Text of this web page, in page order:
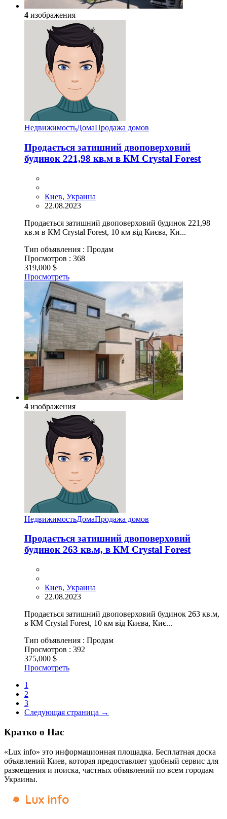
4 изображения
НедвижимостьДомаПродажа домов
Продається затишний двоповерховий
будинок 221,98 кв.м в КМ Crystal Forest
Киев, Украина
22.08.2023
Продається затишний двоповерховий будинок 221,98
кв.м в КМ Crystal Forest, 10 км від Києва, Ки...
Тип объявления : Продам
Просмотров : 368
319,000 $
Просмотреть
4 изображения
НедвижимостьДомаПродажа домов
Продається затишний двоповерховий
будинок 263 кв.м, в КМ Crystal Forest
Киев, Украина
22.08.2023
Продається затишний двоповерховий будинок 263 кв.м,
в КМ Crystal Forest, 10 км від Києва, Киє...
Тип объявления : Продам
Просмотров : 392
375,000 $
Просмотреть
1
2
3
Следующая страница →
Кратко о Нас
«Lux info» это информационная площадка. Бесплатная доска
объявлений Киев, которая предоставляет удобный сервис для
размещения и поиска, частных объявлений по всем городам
Украины.